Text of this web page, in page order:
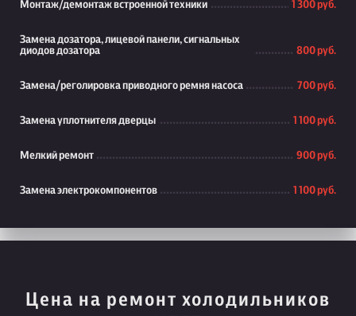
Монтаж/демонтаж встроенной техники 1 300 руб.
Замена дозатора, лицевой панели, сигнальных
диодов дозатора
800 руб.
Замена/реголировка приводного ремня насоса 700 руб.
Замена уплотнителя дверцы 1 100 руб.
Мелкий ремонт 900 руб.
Замена электрокомпонентов 1 100 руб.
Цена на ремонт холодильников